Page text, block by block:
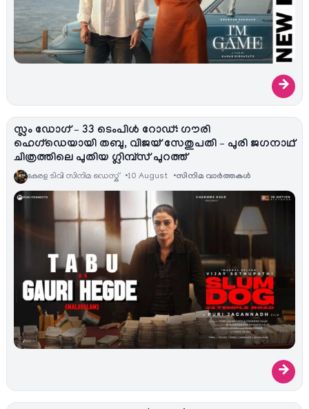
→
സ്ലം ഡോഗ് – 33 ടെംപിൾ റോഡ്: ഗൗരി
ഹെഗ്ഡെയായി തബു, വിജയ് സേതുപതി – പുരി ജഗനാഥ്
ചിത്രത്തിലെ പുതിയ ഗ്ലിമ്പ്സ് പുറത്ത്
കേരള ടിവി സിനിമ ഡെസ്ക് 10 August സിനിമ വാര്‍ത്തകള്‍
→